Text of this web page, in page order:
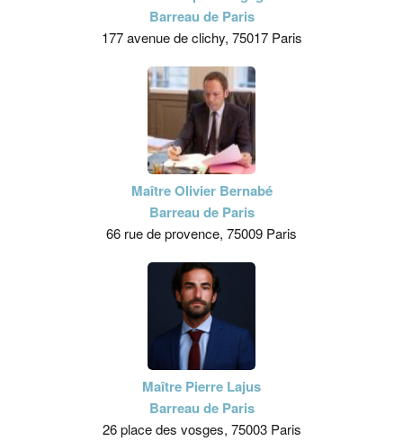
Barreau de Paris
177 avenue de clichy, 75017 Paris
Maître Olivier Bernabé
Barreau de Paris
66 rue de provence, 75009 Paris
Maître Pierre Lajus
Barreau de Paris
26 place des vosges, 75003 Paris